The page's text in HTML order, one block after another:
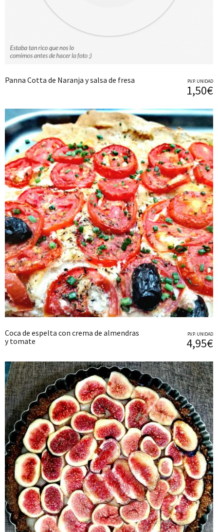
Panna Cotta de Naranja y salsa de fresa P.V.P. UNIDAD
1,50€
Coca de espelta con crema de almendras
y tomate
P.V.P. UNIDAD
4,95€